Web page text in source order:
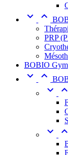
 
PRP
BOBIO Gym
 
 
 